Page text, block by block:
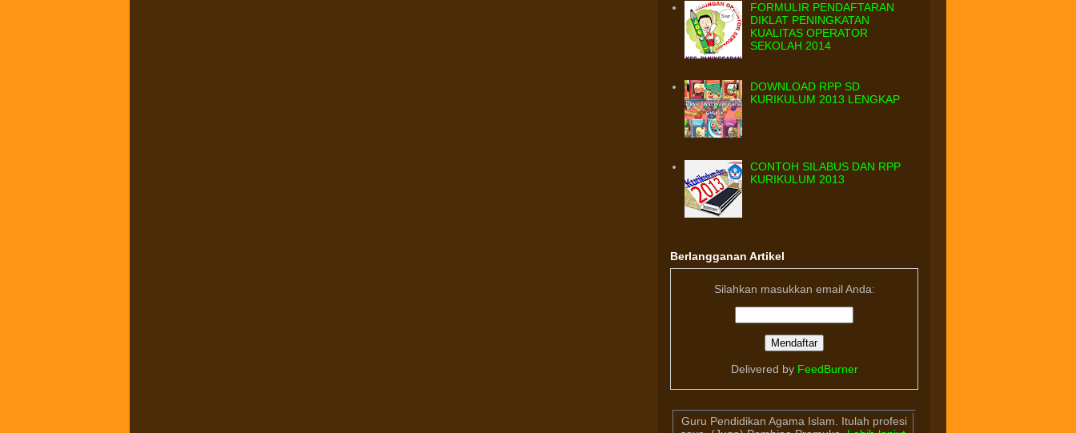
FORMULIR PENDAFTARAN
DIKLAT PENINGKATAN
KUALITAS OPERATOR
SEKOLAH 2014
DOWNLOAD RPP SD
KURIKULUM 2013 LENGKAP
CONTOH SILABUS DAN RPP
KURIKULUM 2013
Berlangganan Artikel
Silahkan masukkan email Anda:
Delivered by FeedBurner
Guru Pendidikan Agama Islam. Itulah profesi